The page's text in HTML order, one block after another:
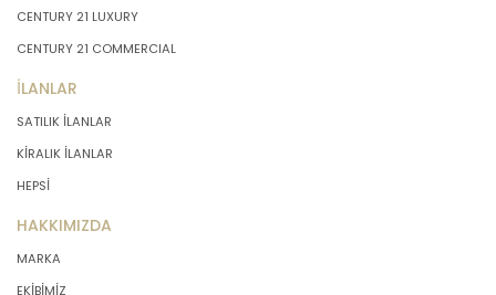
CENTURY 21 LUXURY
CENTURY 21 COMMERCIAL
İLANLAR
SATILIK İLANLAR
KİRALIK İLANLAR
HEPSİ
HAKKIMIZDA
MARKA
EKİBİMİZ